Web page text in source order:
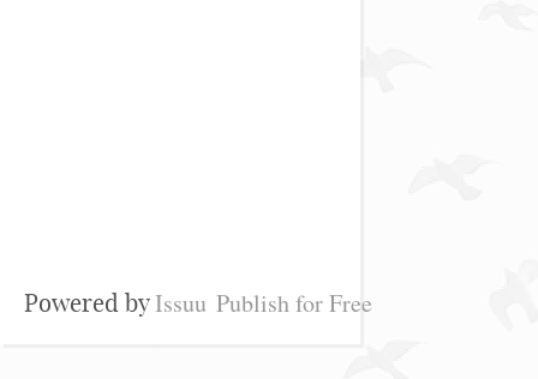
Powered byIssuu Publish for Free